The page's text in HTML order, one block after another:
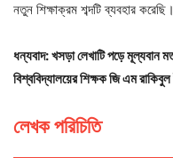
নতুন শিক্ষাক্রম শব্দটি ব্যবহার করেছি।
ধন্যবাদ: খসড়া লেখাটি পড়ে মূল্যবান
বিশ্ববিদ্যালয়ের শিক্ষক জি এম
লেখক পরিচিতি